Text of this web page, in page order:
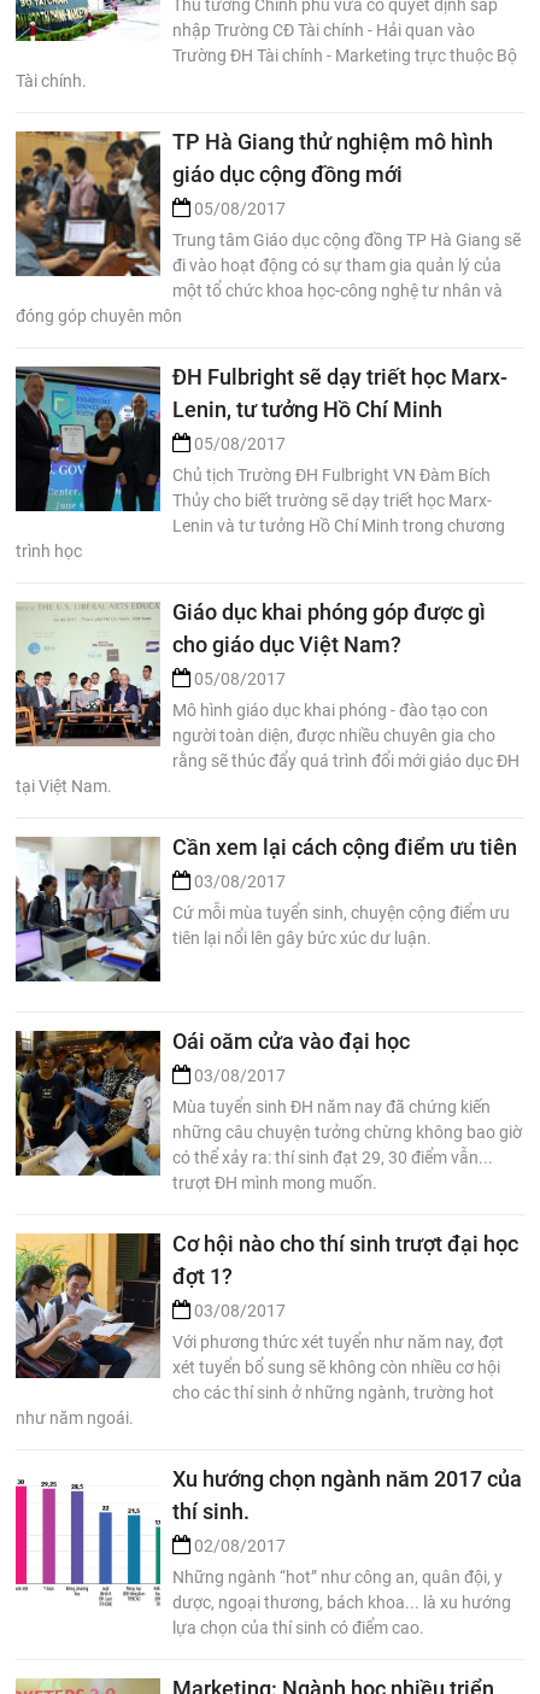
Thủ tướng Chính phủ vừa có quyết định sáp
nhập Trường CĐ Tài chính - Hải quan vào
Trường ĐH Tài chính - Marketing trực thuộc Bộ
Tài chính.
TP Hà Giang thử nghiệm mô hình
giáo dục cộng đồng mới
05/08/2017
Trung tâm Giáo dục cộng đồng TP Hà Giang sẽ
đi vào hoạt động có sự tham gia quản lý của
một tổ chức khoa học-công nghệ tư nhân và
đóng góp chuyên môn
ĐH Fulbright sẽ dạy triết học Marx-
Lenin, tư tưởng Hồ Chí Minh
05/08/2017
Chủ tịch Trường ĐH Fulbright VN Đàm Bích
Thủy cho biết trường sẽ dạy triết học Marx-
Lenin và tư tưởng Hồ Chí Minh trong chương
trình học
Giáo dục khai phóng góp được gì
cho giáo dục Việt Nam?
05/08/2017
Mô hình giáo dục khai phóng - đào tạo con
người toàn diện, được nhiều chuyên gia cho
rằng sẽ thúc đẩy quá trình đổi mới giáo dục ĐH
tại Việt Nam.
Cần xem lại cách cộng điểm ưu tiên
03/08/2017
Cứ mỗi mùa tuyển sinh, chuyện cộng điểm ưu
tiên lại nổi lên gây bức xúc dư luận.
Oái oăm cửa vào đại học
03/08/2017
Mùa tuyển sinh ĐH năm nay đã chứng kiến
những câu chuyện tưởng chừng không bao giờ
có thể xảy ra: thí sinh đạt 29, 30 điểm vẫn...
trượt ĐH mình mong muốn.
Cơ hội nào cho thí sinh trượt đại học
đợt 1?
03/08/2017
Với phương thức xét tuyển như năm nay, đợt
xét tuyển bổ sung sẽ không còn nhiều cơ hội
cho các thí sinh ở những ngành, trường hot
như năm ngoái.
Xu hướng chọn ngành năm 2017 của
thí sinh.
02/08/2017
Những ngành “hot” như công an, quân đội, y
dược, ngoại thương, bách khoa... là xu hướng
lựa chọn của thí sinh có điểm cao.